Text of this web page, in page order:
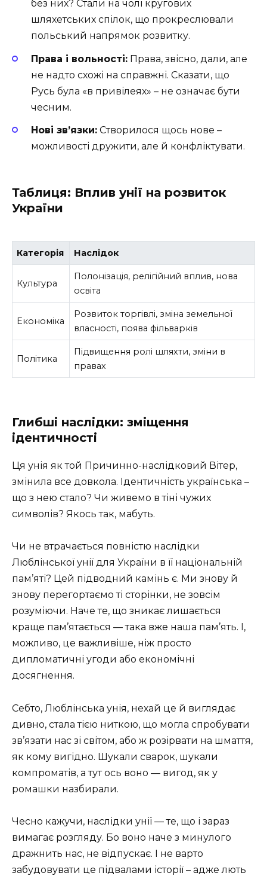
без них? Стали на чолі кругових
шляхетських спілок, що прокреслювали
польський напрямок розвитку.
Права і вольності: Права, звісно, дали, але
не надто схожі на справжні. Сказати, що
Русь була «в привілеях» – не означає бути
чесним.
Нові зв’язки: Створилося щось нове –
можливості дружити, але й конфліктувати.
Таблиця: Вплив унії на розвиток
України
Категорія Наслідок
Культура
Полонізація, релігійний вплив, нова
освіта
Економіка
Розвиток торгівлі, зміна земельної
власності, поява фільварків
Політика
Підвищення ролі шляхти, зміни в
правах
Глибші наслідки: зміщення
ідентичності
Ця унія як той Причинно-наслідковий Вітер,
змінила все довкола. Ідентичність українська –
що з нею стало? Чи живемо в тіні чужих
символів? Якось так, мабуть.
Чи не втрачається повністю наслідки
Люблінської унії для України в її національній
пам’яті? Цей підводний камінь є. Ми знову й
знову перегортаємо ті сторінки, не зовсім
розуміючи. Наче те, що зникає лишається
краще пам’ятається — така вже наша пам’ять. І,
можливо, це важливіше, ніж просто
дипломатичні угоди або економічні
досягнення.
Себто, Люблінська унія, нехай це й виглядає
дивно, стала тією ниткою, що могла спробувати
зв’язати нас зі світом, або ж розірвати на шмаття,
як кому вигідно. Шукали сварок, шукали
компроматів, а тут ось воно — вигод, як у
ромашки назбирали.
Чесно кажучи, наслідки унії — те, що і зараз
вимагає розгляду. Бо воно наче з минулого
дражнить нас, не відпускає. І не варто
забудовувати це підвалами історії – адже лють